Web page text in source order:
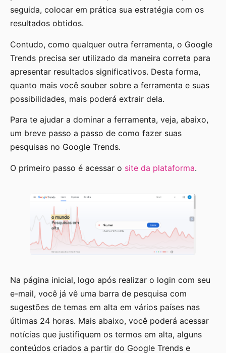
seguida, colocar em prática sua estratégia com os
resultados obtidos.
Contudo, como qualquer outra ferramenta, o Google
Trends precisa ser utilizado da maneira correta para
apresentar resultados significativos. Desta forma,
quanto mais você souber sobre a ferramenta e suas
possibilidades, mais poderá extrair dela.
Para te ajudar a dominar a ferramenta, veja, abaixo,
um breve passo a passo de como fazer suas
pesquisas no Google Trends.
O primeiro passo é acessar o site da plataforma.
Na página inicial, logo após realizar o login com seu
e-mail, você já vê uma barra de pesquisa com
sugestões de temas em alta em vários países nas
últimas 24 horas. Mais abaixo, você poderá acessar
notícias que justifiquem os termos em alta, alguns
conteúdos criados a partir do Google Trends e